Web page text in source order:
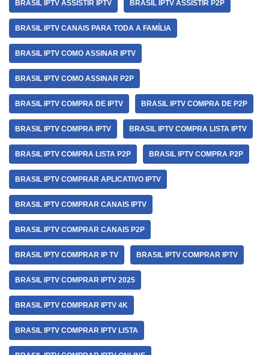
BRASIL IPTV ASSISTIR IPTV BRASIL IPTV ASSISTIR P2P
BRASIL IPTV CANAIS PARA TODA A FAMÍLIA
BRASIL IPTV COMO ASSINAR IPTV
BRASIL IPTV COMO ASSINAR P2P
BRASIL IPTV COMPRA DE IPTV BRASIL IPTV COMPRA DE P2P
BRASIL IPTV COMPRA IPTV BRASIL IPTV COMPRA LISTA IPTV
BRASIL IPTV COMPRA LISTA P2P BRASIL IPTV COMPRA P2P
BRASIL IPTV COMPRAR APLICATIVO IPTV
BRASIL IPTV COMPRAR CANAIS IPTV
BRASIL IPTV COMPRAR CANAIS P2P
BRASIL IPTV COMPRAR IP TV BRASIL IPTV COMPRAR IPTV
BRASIL IPTV COMPRAR IPTV 2025
BRASIL IPTV COMPRAR IPTV 4K
BRASIL IPTV COMPRAR IPTV LISTA